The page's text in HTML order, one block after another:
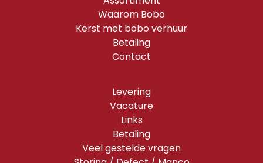
Waarom Bobo
Kerst met bobo verhuur
Betaling
Contact
Levering
Vacature
Links
Betaling
Veel gestelde vragen